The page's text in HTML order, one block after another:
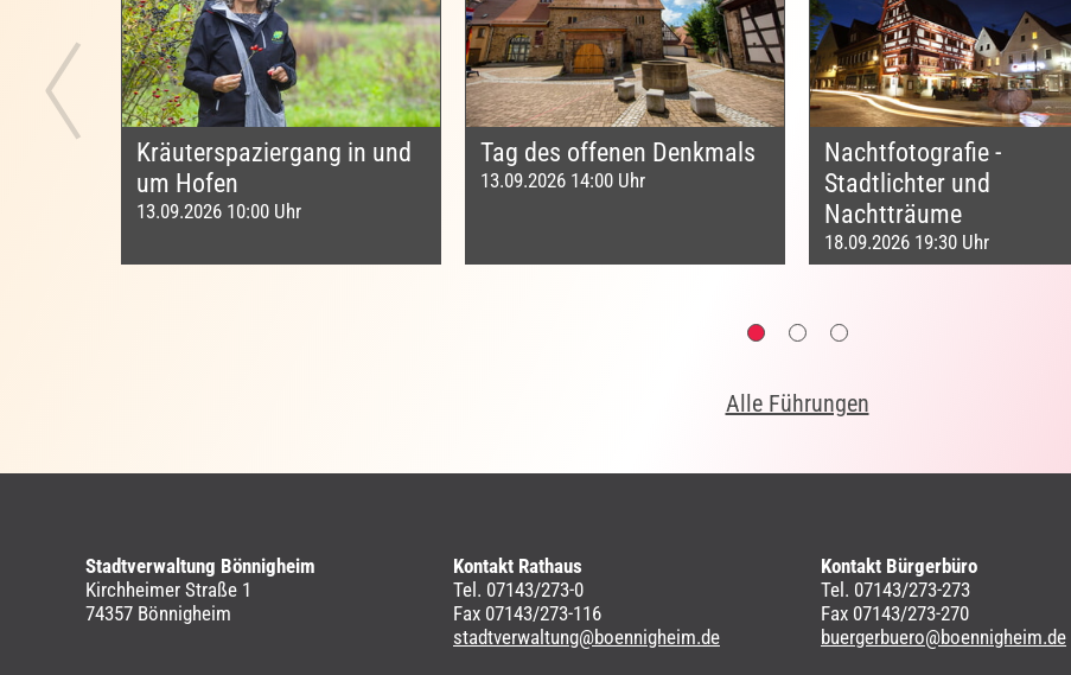
Kräuterspaziergang in und
um Hofen
13.09.2026 10:00 Uhr
Tag des offenen Denkmals
13.09.2026 14:00 Uhr
Nachtfotografie -
Stadtlichter und
Nachtträume
18.09.2026 19:30 Uhr
Alle Führungen
Stadtverwaltung Bönnigheim
Kirchheimer Straße 1
74357 Bönnigheim
Kontakt Rathaus
Tel. 07143/273-0
Fax 07143/273-116
stadtverwaltung@boennigheim.de
Kontakt Bürgerbüro
Tel. 07143/273-273
Fax 07143/273-270
buergerbuero@boennigheim.de